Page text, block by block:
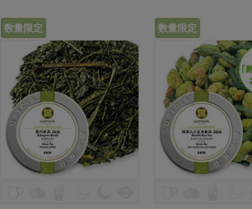
数量限定 数量限定